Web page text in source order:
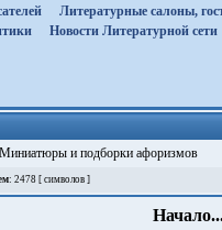
Литературные салоны,
Новости Литературной сети
Миниатюры и подборки афоризмов
: 2478 [ символов ]